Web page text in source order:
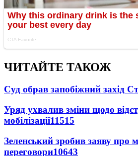
ЧИТАЙТЕ ТАКОЖ
Суд обрав запобіжний захід
Уряд ухвалив зміни щодо
мобілізації11515
Зеленський зробив заяву про
переговори10643